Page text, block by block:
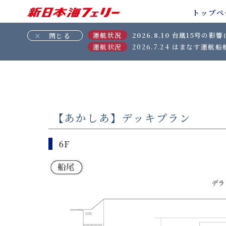
トップ
運航状況 2026.8.10 台風15号の影
運航状況
2026.7.24 はまなす運航
【あかしあ】デッキプラン
6F